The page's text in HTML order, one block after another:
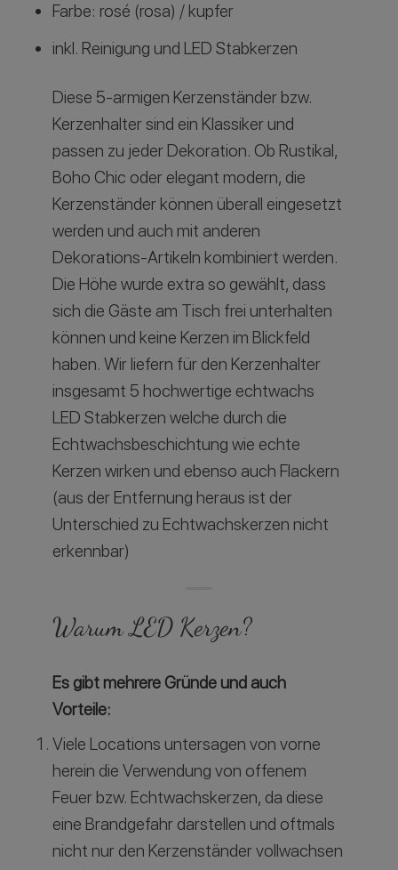
Farbe: rosé (rosa) / kupfer
inkl. Reinigung und LED Stabkerzen
Diese 5-armigen Kerzenständer bzw.
Kerzenhalter sind ein Klassiker und
passen zu jeder Dekoration. Ob Rustikal,
Boho Chic oder elegant modern, die
Kerzenständer können überall eingesetzt
werden und auch mit anderen
Dekorations-Artikeln kombiniert werden.
Die Höhe wurde extra so gewählt, dass
sich die Gäste am Tisch frei unterhalten
können und keine Kerzen im Blickfeld
haben. Wir liefern für den Kerzenhalter
insgesamt 5 hochwertige echtwachs
LED Stabkerzen welche durch die
Echtwachsbeschichtung wie echte
Kerzen wirken und ebenso auch Flackern
(aus der Entfernung heraus ist der
Unterschied zu Echtwachskerzen nicht
erkennbar)
Warum LED Kerzen?
Es gibt mehrere Gründe und auch
Vorteile:
Viele Locations untersagen von vorne
herein die Verwendung von offenem
Feuer bzw. Echtwachskerzen, da diese
eine Brandgefahr darstellen und oftmals
nicht nur den Kerzenständer vollwachsen